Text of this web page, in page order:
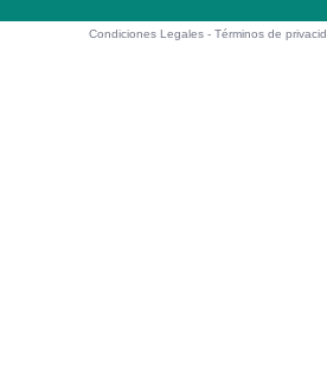
Condiciones Legales -Términos de